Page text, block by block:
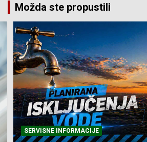
Možda ste propustili
SERVISNE INFORMACIJE